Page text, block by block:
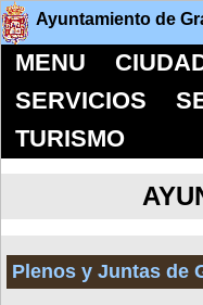
Ayuntamiento de
MENU
SERVICIOS
TURISMO
Plenos y Juntas de